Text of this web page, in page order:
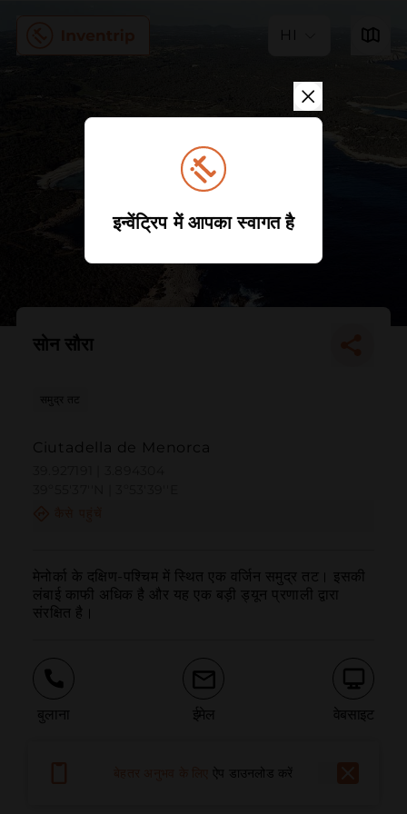
HI
सोन सौरा
समुद्र तट
Ciutadella de Menorca
मेनोर्का के दक्षिण-पश्चिम में स्थित एक वर्जिन समुद्र तट। इसकी
लंबाई काफी अधिक है और यह एक बड़ी ड्यून प्रणाली द्वारा
संरक्षित है।
बुलाना ईमेल वेबसाइट
ऐप डाउनलोड करें
इन्वेंट्रिप में आपका स्वागत है